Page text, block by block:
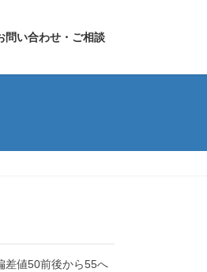
問い合わせ・ご相談
値50前後から55へ